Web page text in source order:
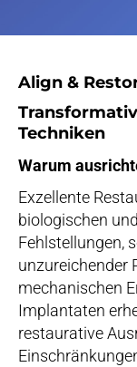
Align &
Techniken
Warum
Exzellente
biologischen
Fehlstellungen,
unzureichender
mechanischen
Implantaten
restaurative